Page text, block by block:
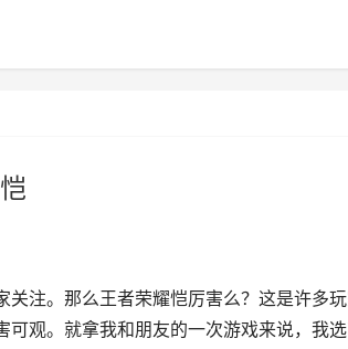
注。那么王者荣耀恺厉害么？这是许多
观。就拿我和朋友的一次游戏来说，我选